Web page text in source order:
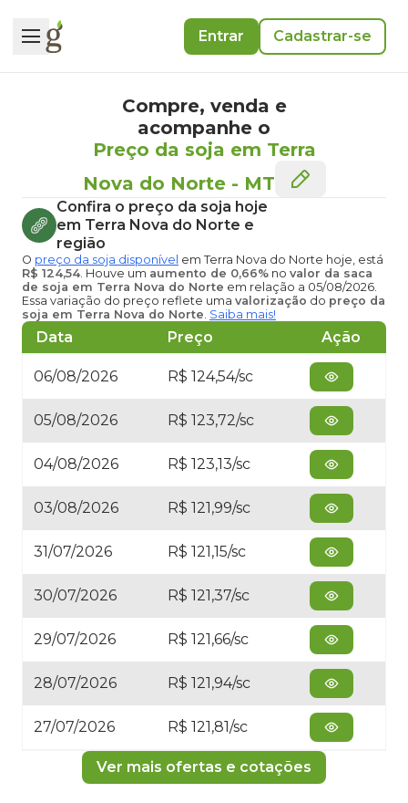
Entrar Cadastrar-se
Compre, venda e
acompanhe o
Preço da soja em Terra
Nova do Norte - MT
Confira o preço da soja hoje
em Terra Nova do Norte e
região
O preço da soja disponível em Terra Nova do Norte hoje, está
R$ 124,54. Houve um aumento de 0,66% no valor da saca
de soja em Terra Nova do Norte em relação a 05/08/2026.
Essa variação do preço reflete uma valorização do preço da
soja em Terra Nova do Norte. Saiba mais!
Data Preço Ação
06/08/2026 R$ 124,54/sc
05/08/2026 R$ 123,72/sc
04/08/2026 R$ 123,13/sc
03/08/2026 R$ 121,99/sc
31/07/2026 R$ 121,15/sc
30/07/2026 R$ 121,37/sc
29/07/2026 R$ 121,66/sc
28/07/2026 R$ 121,94/sc
27/07/2026 R$ 121,81/sc
Ver mais ofertas e cotações